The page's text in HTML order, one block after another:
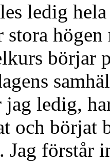
ledig
stora
börjar
ledig,
och börjat
Jag förstår